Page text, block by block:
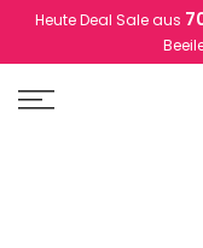
Zum
Heute Deal Sale aus